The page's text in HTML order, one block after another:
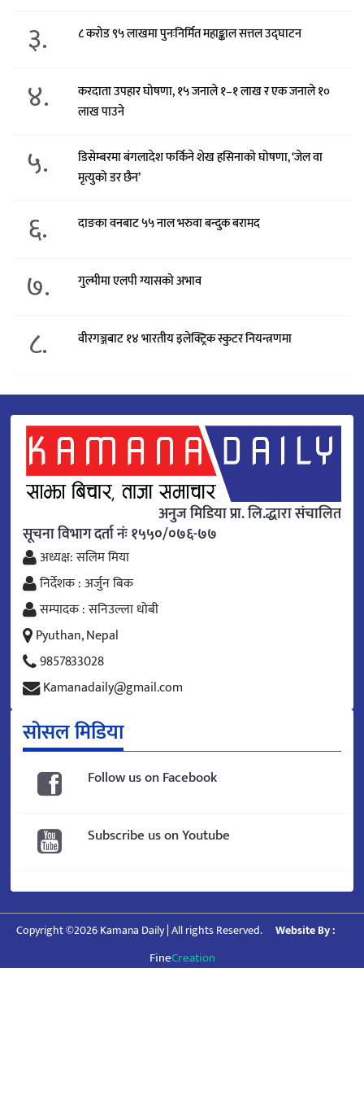
३. ८ करोड ९५ लाखमा पुनःनिर्मित महाङ्काल सत्तल उद्घाटन
४.
करदाता उपहार घोषणा, १५ जनाले १–१ लाख र एक जनाले १०
लाख पाउने
५.
डिसेम्बरमा बंगलादेश फर्किने शेख हसिनाको घोषणा, ‘जेल वा
मृत्युको डर छैन’
६. दाङका वनबाट ५५ नाल भरुवा बन्दुक बरामद
७. गुल्मीमा एलपी ग्यासको अभाव
८. वीरगञ्जबाट १४ भारतीय इलेक्ट्रिक स्कुटर नियन्त्रणमा
अनुज मिडिया प्रा. लि.द्धारा संचालित
सूचना विभाग दर्ता नंः १५५०/०७६-७७
अध्यक्ष: सलिम मिया
निर्देशक : अर्जुन बिक
सम्पादक : सनिउल्ला धोबी
Pyuthan, Nepal
9857833028
Kamanadaily@gmail.com
सोसल मिडिया
Follow us on Facebook
Subscribe us on Youtube
Copyright ©2026 Kamana Daily | All rights Reserved. Website By :
FineCreation